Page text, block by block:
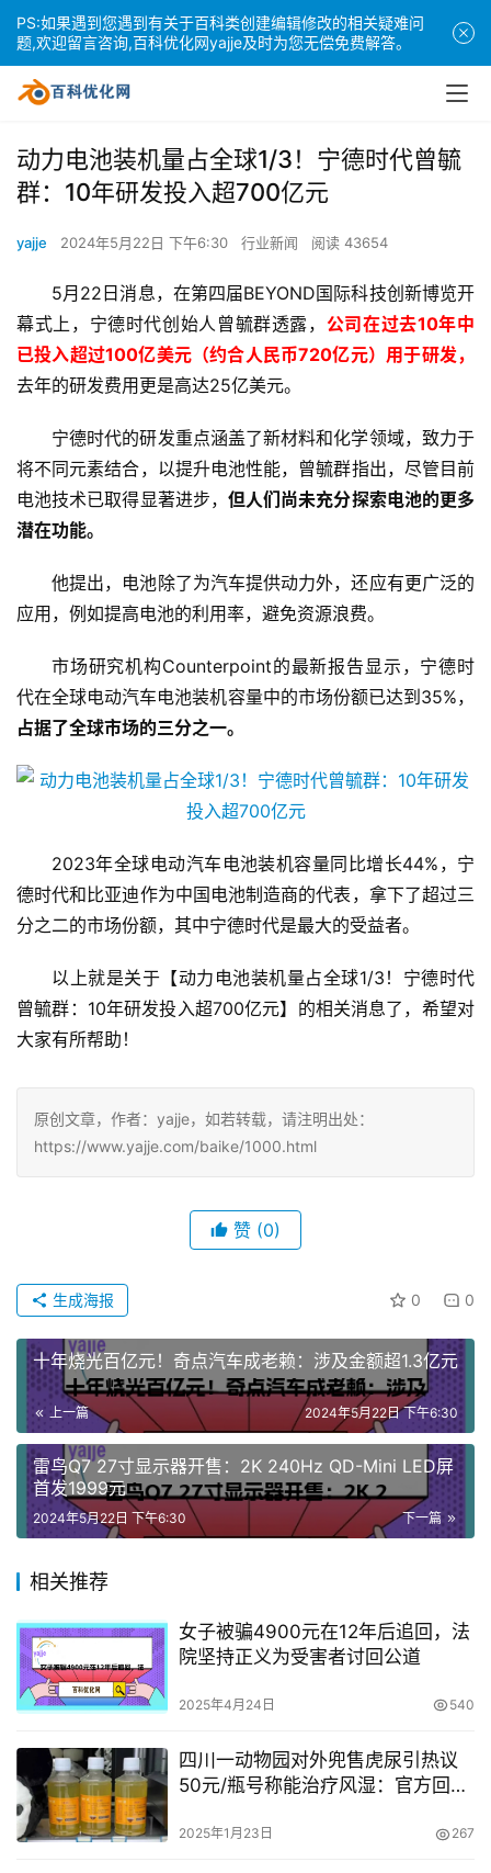
动力电池装机量占全球1/3！宁德时代曾毓
群：10年研发投入超700亿元
yajje 2024年5月22日 下午6:30 行业新闻 阅读 43654
5月22日消息，在第四届BEYOND国际科技创新博览开
幕式上，宁德时代创始人曾毓群透露， 公司在过去10年中
已投入超过100亿美元（约合人民币720亿元）用于研发，
去年的研发费用更是高达25亿美元。
宁德时代的研发重点涵盖了新材料和化学领域，致力于
将不同元素结合，以提升电池性能，曾毓群指出，尽管目前
电池技术已取得显著进步， 但人们尚未充分探索电池的更多
潜在功能。
他提出，电池除了为汽车提供动力外，还应有更广泛的
应用，例如提高电池的利用率，避免资源浪费。
市场研究机构Counterpoint的最新报告显示，宁德时
代在全球电动汽车电池装机容量中的市场份额已达到35%，
占据了全球市场的三分之一。
2023年全球电动汽车电池装机容量同比增长44%，宁
德时代和比亚迪作为中国电池制造商的代表，拿下了超过三
分之二的市场份额，其中宁德时代是最大的受益者。
以上就是关于【动力电池装机量占全球1/3！宁德时代
曾毓群：10年研发投入超700亿元】的相关消息了，希望对
大家有所帮助！
原创文章，作者：yajje，如若转载，请注明出处：
https://www.yajje.com/baike/1000.html
赞 (0)
0 0
生成海报
十年烧光百亿元！奇点汽车成老赖：涉及金额超1.3亿元
上一篇 2024年5月22日 下午6:30
雷鸟Q7 27寸显示器开售：2K 240Hz QD-Mini LED屏
首发1999元
下一篇
2024年5月22日 下午6:30
相关推荐
女子被骗4900元在12年后追回，法
院坚持正义为受害者讨回公道
2025年4月24日 540
四川一动物园对外兜售虎尿引热议
50元/瓶号称能治疗风湿：官方回应
2025年1月23日 267
PS:如果遇到您遇到有关于百科类创建编辑修改的相关疑难问
题,欢迎留言咨询,百科优化网yajje及时为您无偿免费解答。